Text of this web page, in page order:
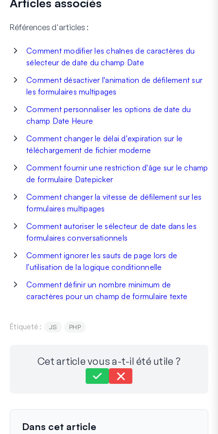
Références d'articles :
Comment modifier les chaînes de caractères du
sélecteur de date du champ Date
Comment désactiver l'animation de défilement sur
les formulaires multipages
Comment personnaliser les options de date du
champ Date Heure
Comment changer le délai d'expiration sur le
téléchargement de fichier moderne
Comment fournir une restriction d'âge sur le champ
de formulaire Datepicker
Comment changer la vitesse de défilement sur les
formulaires multipages
Comment autoriser le sélecteur de date dans les
formulaires conversationnels
Comment ignorer les sauts de page lors de
l'utilisation de la logique conditionnelle
Comment définir un nombre minimum de
caractères pour un champ de formulaire texte
Étiqueté : JS PHP
Cet article vous a-t-il été utile ?
Dernière mise à jour le 27 juin 2023
Dans cet article